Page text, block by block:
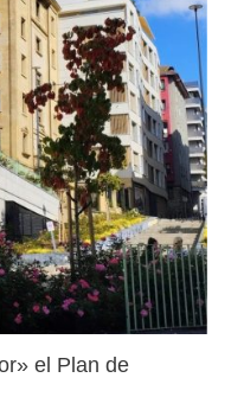
el Plan de